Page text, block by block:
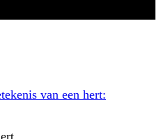
van een hert: